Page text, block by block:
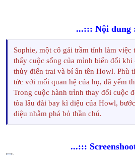
...::: Nội dung
Sophie, một cô gái trầm tính làm việc
thấy cuộc sống của mình biến đổi
thủy điển trai và bí ẩn tên Howl. Phù
tức với mối quan hệ của họ, đã yểm
Trong cuộc hành trình thay đổi cuộc
tòa lâu đài bay kì diệu của Howl,
diệu nhằm phá bỏ thần chú.
...:::